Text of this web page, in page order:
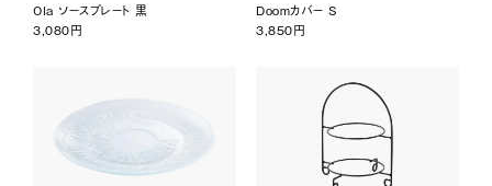
Ola ソースプレート 黒
3,080円
Doomカバー S
3,850円